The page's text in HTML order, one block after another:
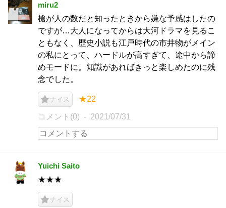
miru2
槍が人の数だと知ったときから嫌な予感はしたの
ですが…大人になってからは大河ドラマを見るこ
ともなく、歴史小説も江戸時代の市井物がメイン
の私にとって、ハードルが高すぎて、途中から諦
めモードに。知識があればきっと楽しめたのに残
念でした。
ナイス ★22
コメント(0) 2021/07/31
Yuichi Saito
★★★
ナイス